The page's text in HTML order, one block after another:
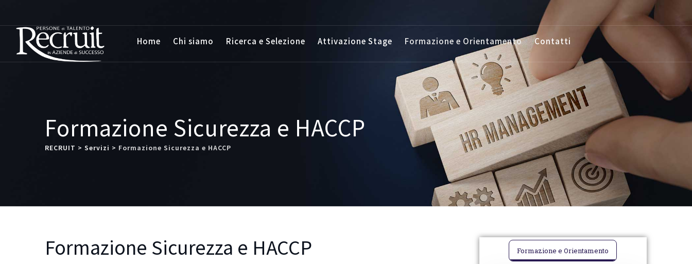
Home Chi siamo Ricerca e Selezione Attivazione Stage Formazione e Orientamento Contatti
Formazione Sicurezza e HACCP
RECRUIT > Servizi > Formazione Sicurezza e HACCP
Formazione Sicurezza e HACCP Formazione e Orientamento